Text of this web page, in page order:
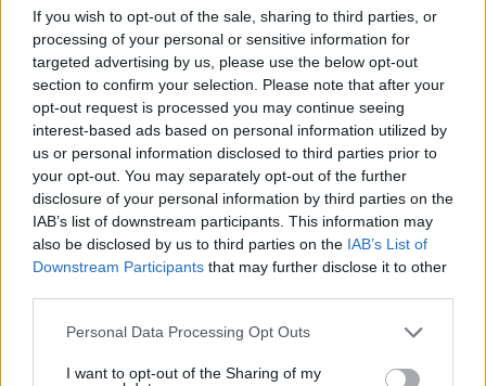
If you wish to opt-out of the sale, sharing to third parties, or
processing of your personal or sensitive information for
targeted advertising by us, please use the below opt-out
section to confirm your selection. Please note that after your
opt-out request is processed you may continue seeing
interest-based ads based on personal information utilized by
us or personal information disclosed to third parties prior to
your opt-out. You may separately opt-out of the further
disclosure of your personal information by third parties on the
IAB’s list of downstream participants. This information may
also be disclosed by us to third parties on the IAB’s List of
Downstream Participants that may further disclose it to other
Please note that this website/app uses one or more Google
not limited to your visit or usage behaviour. You may click to
Personal Data Processing Opt Outs
I want to opt-out of the Sharing of my
ολοκλήρωση της συνταγματικής αναθεώρησης
στη γειτονική χώρα.
Με τον τρόπο αυτό η χώρα μας διασφαλίζει
πλήρως και απόλυτα τα συμφέροντα της και
δεν απεμπολεί το σχετικό διαπραγματευτικό
της πλεονέκτημα.
Ελληνίδες, Έλληνες,
Είμαι βαθύτατα πεπεισμένος ότι η Συμφωνία
αυτή αποτελεί μια μεγάλη διπλωματική νίκη,
Η Ελληνική Κυβέρνηση υπερασπίστηκε στο
ακέραιο όλες τις κόκκινες γραμμές της, όλες